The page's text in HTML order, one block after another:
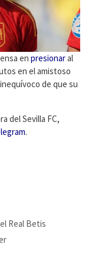
en presionaral
en el amistoso
de que su
del Sevilla FC,
.
Real Betis